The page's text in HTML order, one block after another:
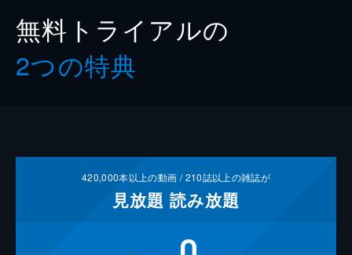
無料トライアルの
2つの特典
420,000本以上の動画 /210誌以上の雑誌が
見放題 読み放題